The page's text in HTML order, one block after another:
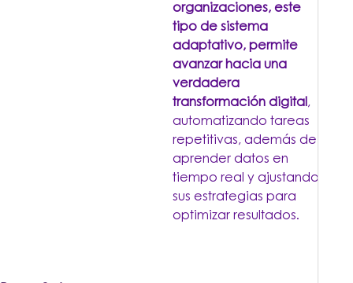
organizaciones, este
tipo de sistema
adaptativo, permite
avanzar hacia una
verdadera
transformación digital ,
automatizando tareas
repetitivas, además de
aprender datos en
tiempo real y ajustando
sus estrategias para
optimizar resultados.